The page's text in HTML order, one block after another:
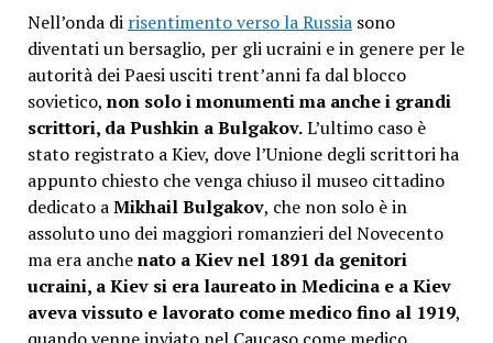
Nell’onda di risentimento verso la Russiasono
diventati un bersaglio, per gli ucraini e in genere per le
autorità dei Paesi usciti trent’anni fa dal blocco
sovietico, non solo i monumenti ma anche i grandi
scrittori, da Pushkin a Bulgakov.L’ultimo caso è
stato registrato a Kiev, dove l’Unione degli scrittori ha
appunto chiesto che venga chiuso il museo cittadino
dedicato aMikhail Bulgakov, che non solo è in
assoluto uno dei maggiori romanzieri del Novecento
ma era anchenato a Kiev nel 1891 da genitori
ucraini, a Kiev si era laureato in Medicina e a Kiev
aveva vissuto e lavorato come medico fino al 1919,